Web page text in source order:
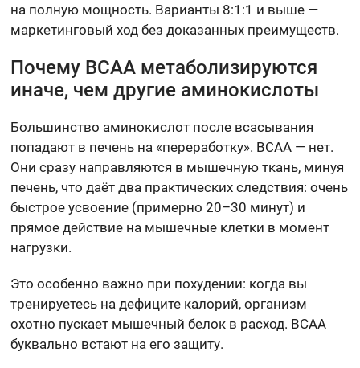
на полную мощность. Варианты 8:1:1 и выше —
маркетинговый ход без доказанных преимуществ.
Почему BCAA метаболизируются
иначе, чем другие аминокислоты
Большинство аминокислот после всасывания
попадают в печень на «переработку». BCAA — нет.
Они сразу направляются в мышечную ткань, минуя
печень, что даёт два практических следствия: очень
быстрое усвоение (примерно 20–30 минут) и
прямое действие на мышечные клетки в момент
нагрузки.
Это особенно важно при похудении: когда вы
тренируетесь на дефиците калорий, организм
охотно пускает мышечный белок в расход. BCAA
буквально встают на его защиту.